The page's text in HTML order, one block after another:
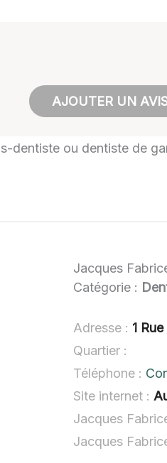
AJOUTER UN
dentiste ou dentiste de
Jacques
Catégorie :
Adresse : 1
Quartier :
Téléphone :
Site internet :
Jacques
Jacques